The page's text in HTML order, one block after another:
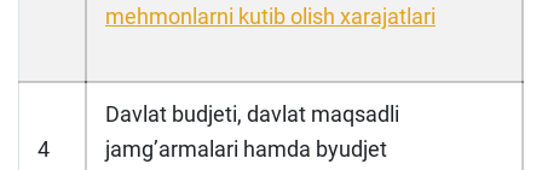
mehmonlarni kutib olish xarajatlari
4
Davlat budjeti, davlat maqsadli
jamgʼarmalari hamda byudjet